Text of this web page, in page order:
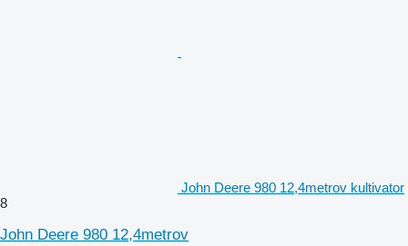
John Deere 980 12,4metrov kultivator
8
John Deere 980 12,4metrov